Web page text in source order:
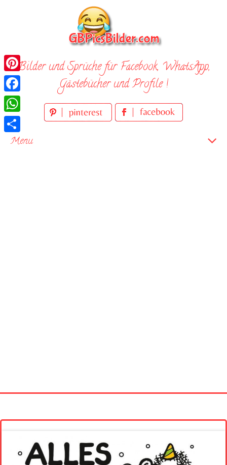
Bilder und Sprüche für Facebook, WhatsApp,
Gästebücher und Profile !
Menu
Pinterest
Facebook
WhatsApp
Teilen